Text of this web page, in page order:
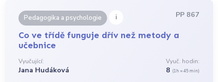
Pedagogika a psychologie i PP 867
Co ve třídě funguje dřív než metody a
učebnice
Vyučující:
Jana Hudáková
Vyuč. hodin:
8 (1h = 45 min)